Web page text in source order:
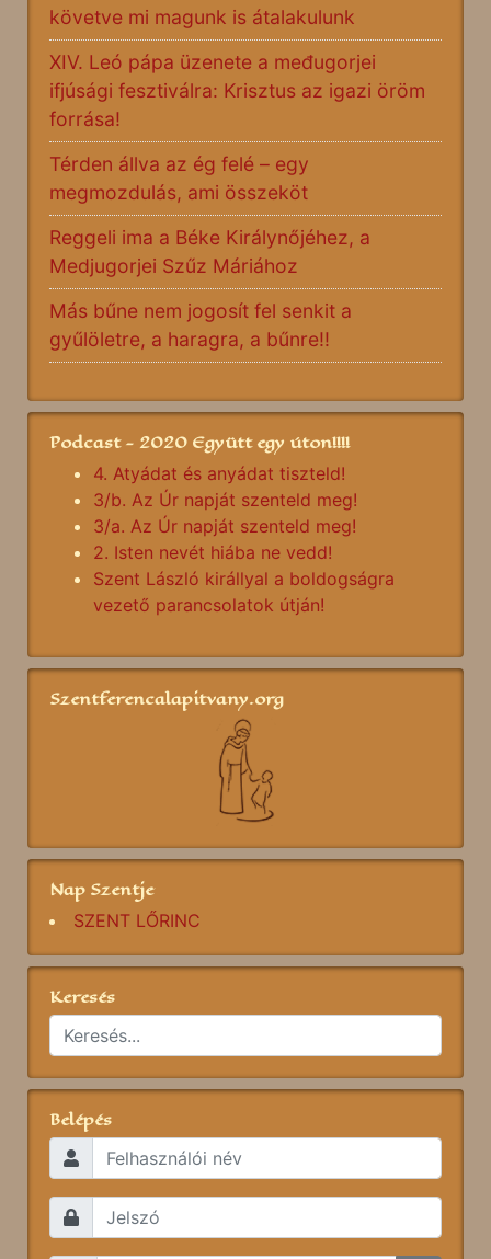
követve mi magunk is átalakulunk
XIV. Leó pápa üzenete a međugorjei
ifjúsági fesztiválra: Krisztus az igazi öröm
forrása!
Térden állva az ég felé – egy
megmozdulás, ami összeköt
Reggeli ima a Béke Királynőjéhez, a
Medjugorjei Szűz Máriához
Más bűne nem jogosít fel senkit a
gyűlöletre, a haragra, a bűnre!!
Podcast - 2020 Együtt egy úton!!!!
4. Atyádat és anyádat tiszteld!
3/b. Az Úr napját szenteld meg!
3/a. Az Úr napját szenteld meg!
2. Isten nevét hiába ne vedd!
Szent László királlyal a boldogságra
vezető parancsolatok útján!
Szentferencalapitvany.org
Nap Szentje
SZENT LŐRINC
Keresés
Belépés